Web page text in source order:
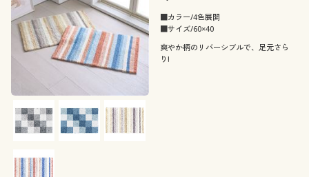
■カラー/4色展開
■サイズ/60×40
爽やか柄のリバーシブルで、足元さら
り!